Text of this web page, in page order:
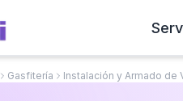
Gasfitería Instalación y Armado de